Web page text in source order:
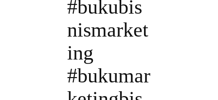
#bukubis
nismarket
ing
#bukumar